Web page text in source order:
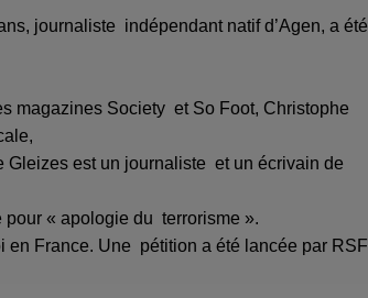
journaliste indépendant natif d’Agen, a été
magazines Society et So Foot, Christophe
Gleizes est un journaliste et un écrivain de
pour « apologie du terrorisme ».
en France. Une pétition a été lancée par RSF
Anza